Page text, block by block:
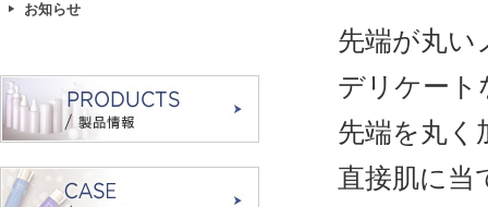
先端が丸い
デリケート
先端を丸く
直接肌に当
お知らせ